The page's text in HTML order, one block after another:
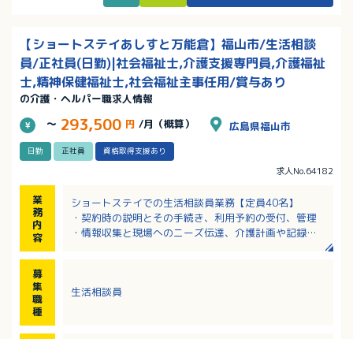
【ショートステイあしすと万能倉】福山市/生活相談
員/正社員(日勤)|社会福祉士,介護支援専門員,介護福祉
士,精神保健福祉士,社会福祉主事任用/賞与あり
の介護・ヘルパー職求人情報
～ 293,500 円 /月（概算） 広島県福山市
日勤 正社員 資格取得支援あり
求人No.64182
業
務
内
容
ショートステイでの生活相談員業務【定員40名】
・契約時の説明とその手続き、利用予約の受付、管理
・情報収集と現場へのニーズ伝達、介護計画や記録の
ます。
募
集
職
種
生活相談員